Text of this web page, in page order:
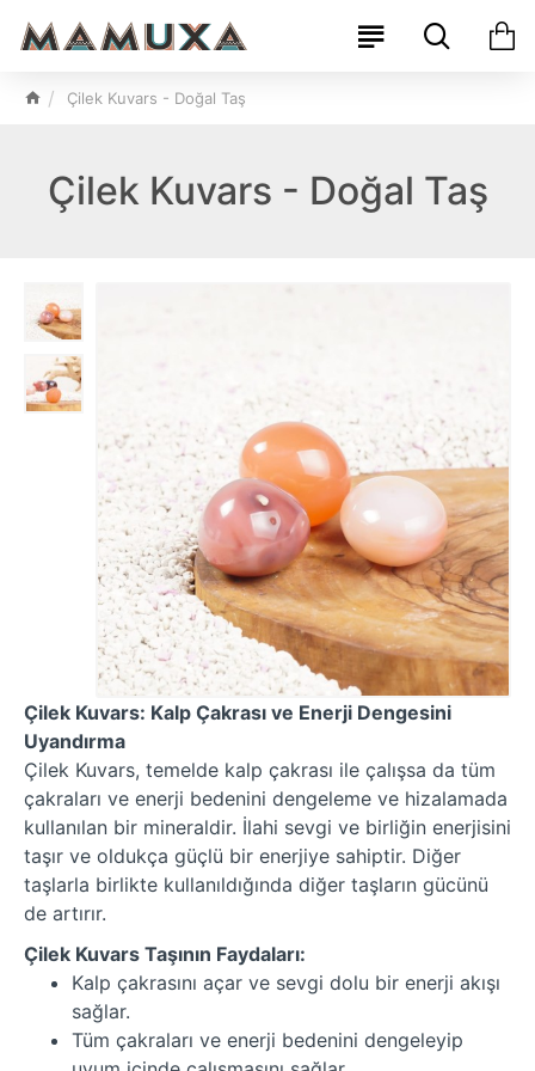
Çilek Kuvars - Doğal Taş
Çilek Kuvars - Doğal Taş
Çilek Kuvars: Kalp Çakrası ve Enerji Dengesini
Uyandırma
Çilek Kuvars, temelde kalp çakrası ile çalışsa da tüm
çakraları ve enerji bedenini dengeleme ve hizalamada
kullanılan bir mineraldir. İlahi sevgi ve birliğin enerjisini
taşır ve oldukça güçlü bir enerjiye sahiptir. Diğer
taşlarla birlikte kullanıldığında diğer taşların gücünü
de artırır.
Çilek Kuvars Taşının Faydaları:
Kalp çakrasını açar ve sevgi dolu bir enerji akışı
sağlar.
Tüm çakraları ve enerji bedenini dengeleyip